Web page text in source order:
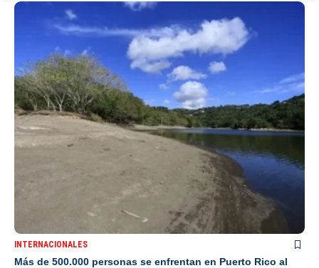
INTERNACIONALES
Más de 500.000 personas se enfrentan en Puerto Rico al